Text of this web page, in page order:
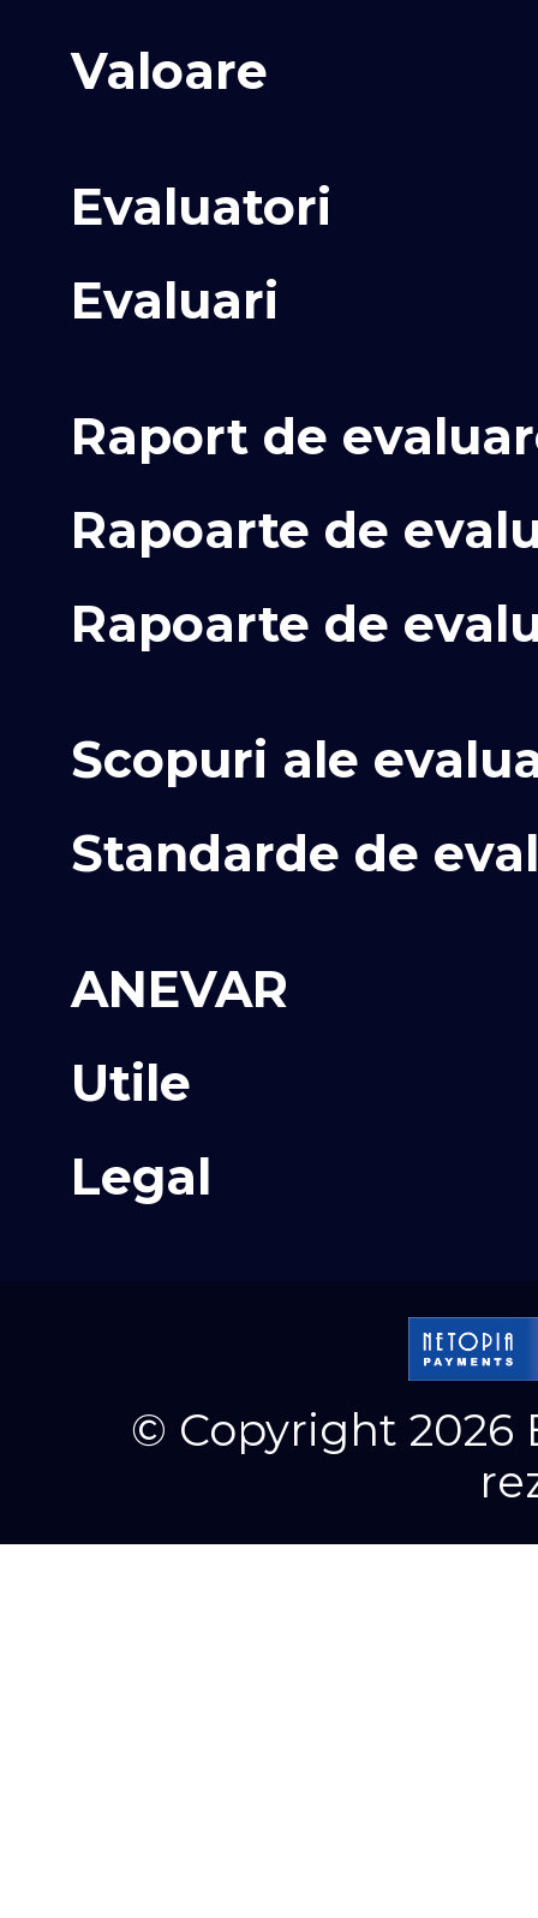
Valoare
Evaluatori
Evaluari
Raport de
Rapoarte de
Rapoarte de
Scopuri ale
Standarde de
ANEVAR
Utile
Legal
© Copyright 2026